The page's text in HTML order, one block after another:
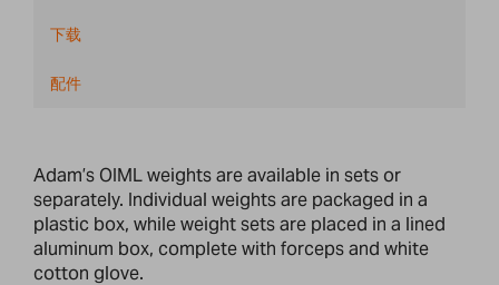
下载
配件
Adam’s OIML weights are available in sets or
separately. Individual weights are packaged in a
plastic box, while weight sets are placed in a lined
aluminum box, complete with forceps and white
cotton glove.